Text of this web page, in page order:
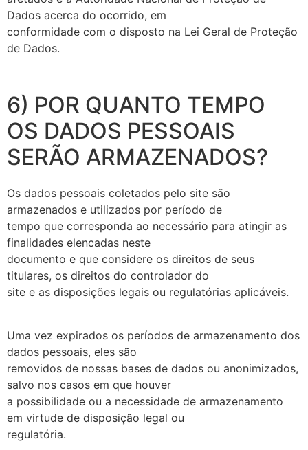
Dados acerca do ocorrido, em
conformidade com o disposto na Lei Geral de Proteção
de Dados.
6) POR QUANTO TEMPO
OS DADOS PESSOAIS
SERÃO ARMAZENADOS?
Os dados pessoais coletados pelo site são
armazenados e utilizados por período de
tempo que corresponda ao necessário para atingir as
finalidades elencadas neste
documento e que considere os direitos de seus
titulares, os direitos do controlador do
site e as disposições legais ou regulatórias aplicáveis.
Uma vez expirados os períodos de armazenamento dos
dados pessoais, eles são
removidos de nossas bases de dados ou anonimizados,
salvo nos casos em que houver
a possibilidade ou a necessidade de armazenamento
em virtude de disposição legal ou
regulatória.